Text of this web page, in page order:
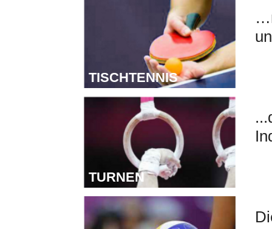
TISCHTENNIS
TURNEN